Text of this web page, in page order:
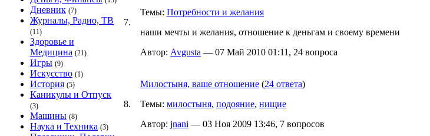
Дневник (7)
Журналы, Радио, ТВ
(11)
Здоровье и
Медицина (21)
Игры (9)
Искусство (1)
История (5)
Каникулы и Отпуск
(3)
Машины (8)
Наука и Техника (3)
7.
Темы: Потребности и желания
наши мечты и желания, отношение к деньгам и своему времени
Автор: Avgusta — 07 Май 2010 01:11, 24 вопроса
8.
Милостыня, ваше отношение (24 ответа)
Темы: милостыня, подояние, нищие
Автор: jnani — 03 Ноя 2009 13:46, 7 вопросов